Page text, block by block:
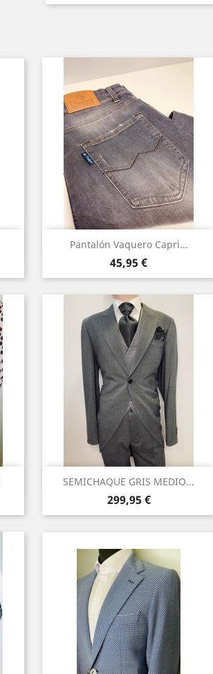
Pantalón Vaquero Capri...
Precio
45,95 €
Vista rápida
SEMICHAQUE GRIS MEDIO...
Precio
299,95 €
Vista rápida